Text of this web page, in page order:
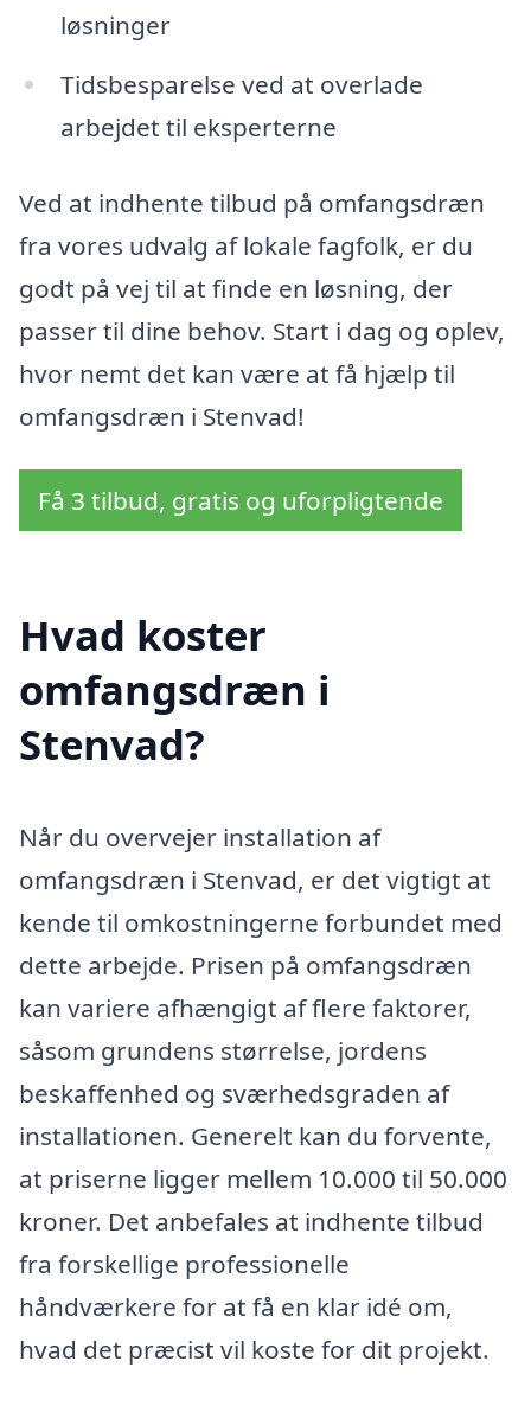
løsninger
Tidsbesparelse ved at overlade
arbejdet til eksperterne
Ved at indhente tilbud på omfangsdræn
fra vores udvalg af lokale fagfolk, er du
godt på vej til at finde en løsning, der
passer til dine behov. Start i dag og oplev,
hvor nemt det kan være at få hjælp til
omfangsdræn i Stenvad!
Få 3 tilbud, gratis og uforpligtende
Hvad koster
omfangsdræn i
Stenvad?
Når du overvejer installation af
omfangsdræn i Stenvad, er det vigtigt at
kende til omkostningerne forbundet med
dette arbejde. Prisen på omfangsdræn
kan variere afhængigt af flere faktorer,
såsom grundens størrelse, jordens
beskaffenhed og sværhedsgraden af
installationen. Generelt kan du forvente,
at priserne ligger mellem 10.000 til 50.000
kroner. Det anbefales at indhente tilbud
fra forskellige professionelle
håndværkere for at få en klar idé om,
hvad det præcist vil koste for dit projekt.